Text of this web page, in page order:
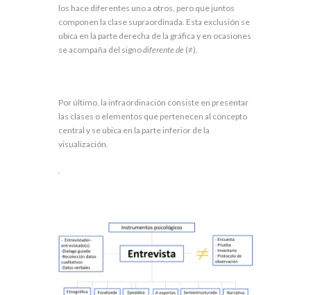
los hace diferentes uno a otros, pero que juntos
componen la clase supraordinada. Esta exclusión se
ubica en la parte derecha de la gráfica y en ocasiones
se acompaña del signodiferente de (≠).
Por último, la infraordinación consiste en presentar
las clases o elementos que pertenecen al concepto
central y se ubica en la parte inferior de la
visualización.